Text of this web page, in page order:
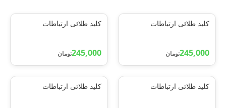
کلید طلائی ارتباطات
245,000تومان
کلید طلائی ارتباطات
245,000تومان
کلید طلائی ارتباطات کلید طلائی ارتباطات